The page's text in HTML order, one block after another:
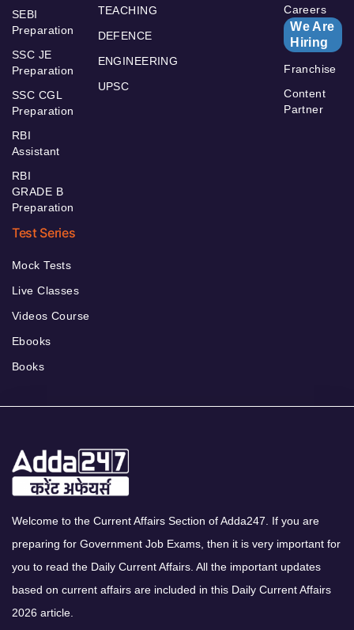
SEBI
Preparation
SSC JE
Preparation
SSC CGL
Preparation
RBI
Assistant
RBI
GRADE B
Preparation
TEACHING
DEFENCE
ENGINEERING
UPSC
Careers
We Are
Hiring
Franchise
Content
Partner
Test Series
Mock Tests
Live Classes
Videos Course
Ebooks
Books
Welcome to the Current Affairs Section of Adda247. If you are
preparing for Government Job Exams, then it is very important for
you to read the Daily Current Affairs. All the important updates
based on current affairs are included in this Daily Current Affairs
2026 article.